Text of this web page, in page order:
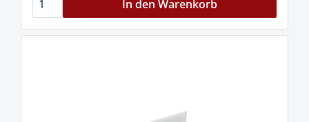
In den Warenkorb